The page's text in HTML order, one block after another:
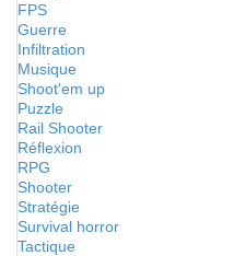
FPS
Guerre
Infiltration
Musique
Shoot'em up
Puzzle
Rail Shooter
Réflexion
RPG
Shooter
Stratégie
Survival horror
Tactique